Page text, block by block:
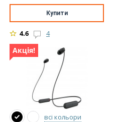
Купити
4.6 4
Акція!
всі кольори